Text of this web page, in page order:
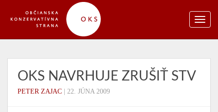
OKS NAVRHUJE ZRUŠIŤ STV
PETER ZAJAC 22. JÚNA 2009